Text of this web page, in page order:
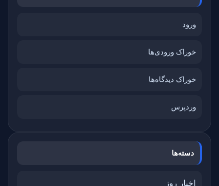
ورود
خوراک ورودی‌ها
خوراک دیدگاه‌ها
وردپرس
دسته‌ها
اخبار روز